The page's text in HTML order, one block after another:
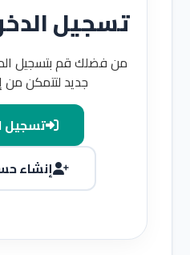
تسجيل
من فضلك قم بتسجيل
جديد لتتمكن
تسجيل
إنشاء